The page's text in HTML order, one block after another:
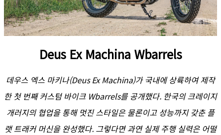
Deus Ex Machina Wbarrels
데우스 엑스 마키나(Deus Ex Machina)가 국내에 상륙하여 제작
한 첫 번째 커스텀 바이크 Wbarrels를 공개했다. 한국의 크레이지
개러지의 협업을 통해 멋진 스타일은 물론이고 성능까지 갖춘 플
랫 트래커 머신을 완성했다. 그렇다면 과연 실제 주행 실력은 어떨